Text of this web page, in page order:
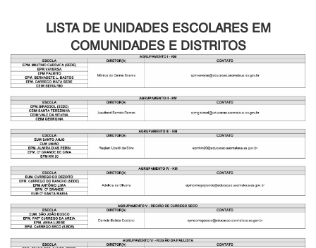
LISTA DE UNIDADES ESCOLARES EM
COMUNIDADES E DISTRITOS